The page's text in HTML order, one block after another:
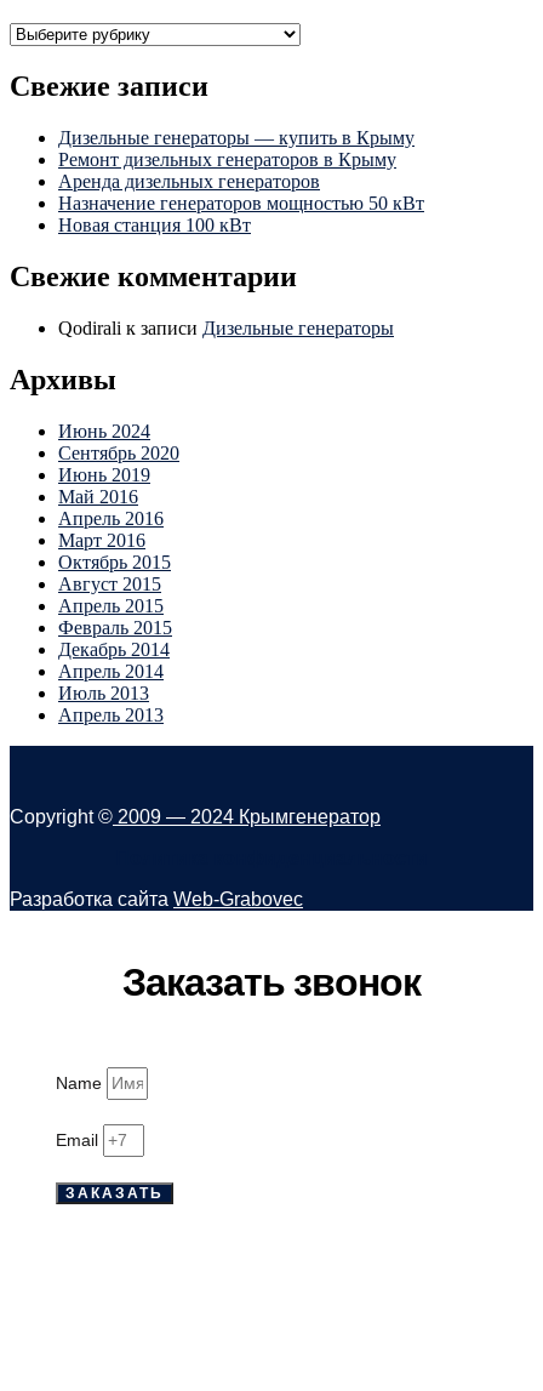
Рубрики
Свежие записи
Дизельные генераторы — купить в Крыму
Ремонт дизельных генераторов в Крыму
Аренда дизельных генераторов
Назначение генераторов мощностью 50 кВт
Новая станция 100 кВт
Свежие комментарии
Qodirali к записи Дизельные генераторы
Архивы
Июнь 2024
Сентябрь 2020
Июнь 2019
Май 2016
Апрель 2016
Март 2016
Октябрь 2015
Август 2015
Апрель 2015
Февраль 2015
Декабрь 2014
Апрель 2014
Июль 2013
Апрель 2013
Copyright © 2009 — 2024 Крымгенератор
Разработка сайта Web-Grabovec
Заказать звонок
Name
Email
ЗАКАЗАТЬ